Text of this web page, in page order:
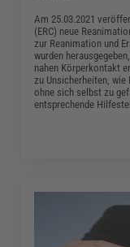
Am 25.03.2021
(ERC) neue
zur Reanimation und
wurden
nahen Körperkontakt
zu Unsicherheiten, wie
ohne sich selbst zu
entsprechende